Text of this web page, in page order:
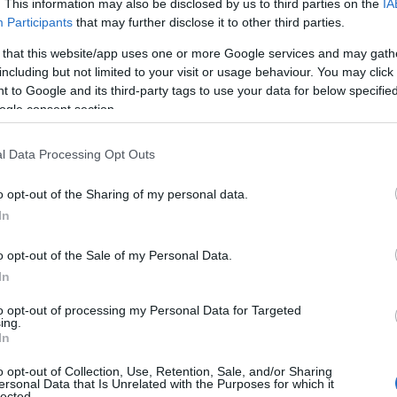
This information may also be disclosed by us to third parties on the
Participants that may further disclose it to other third parties.
that this website/app uses one or more Google services and may
but not limited to your visit or usage behaviour. You may
to Google and its third-party tags to use your data for below
consent section.
Data Processing Opt Outs
opt-out of the Sharing of my personal data.
opt-out of the Sale of my Personal Data.
opt-out of processing my Personal Data for Targeted
opt-out of Collection, Use, Retention, Sale, and/or Sharing
Data that Is Unrelated with the Purposes for which it
τα μέλη της οργάνωσης παρενέβαιναν
απαιτώντας ή λαμβάνοντας
από 1.000 έως 30.000 ευρώ, ανάλογα με τη
την έκδοση οικοδομικών αδειών κατά